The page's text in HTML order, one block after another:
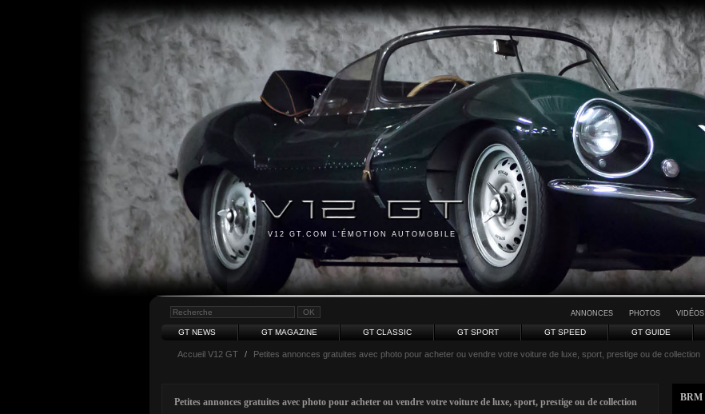
V12 GT.COM L'ÉMOTION AUTOMOBILE
ANNONCES PHOTOS VIDÉOS
GT NEWS GT MAGAZINE GT CLASSIC GT SPORT GT SPEED GT GUIDE
Accueil V12 GT / Petites annonces gratuites avec photo pour acheter ou vendre votre voiture de luxe, sport, prestige ou de collection
Petites annonces gratuites avec photo pour acheter ou vendre votre voiture de luxe, sport, prestige ou de collection BRM